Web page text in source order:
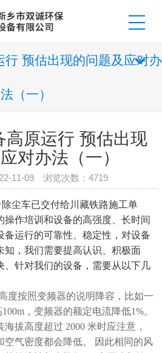
行 预估出现的问题及应对办
法（一）
高原运行 预估出现
对办法（一）
11-09 浏览次数：4719
除尘车已交付给川藏铁路施工单
操作培训和设备的高强度、长时间
备运行的可靠性、稳定性，对设备
知，我们需要提高认识、积极面
、针对我们的设备，需要从以下几
度按照变频器的说明降容，比如一
，变频器的额定电流降低1%。
拔高度超过 2000 米时应注意，
空气密度都会降低。 因此相同的风